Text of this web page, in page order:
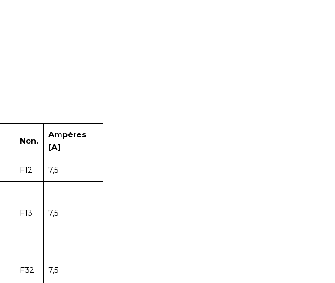
Non.
Ampères
[A]
F12 7,5
F13 7,5
F32 7,5